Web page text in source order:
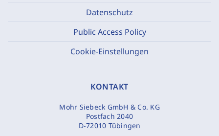
Datenschutz
Public Access Policy
Cookie-Einstellungen
KONTAKT
Mohr Siebeck GmbH & Co. KG
Postfach 2040
D-72010 Tübingen